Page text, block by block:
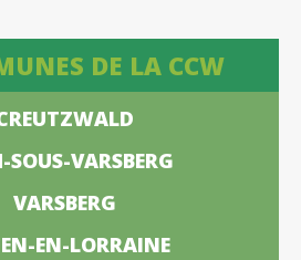
DE LA CCW
SOUS-VARSBERG
VARSBERG
EN-LORRAINE